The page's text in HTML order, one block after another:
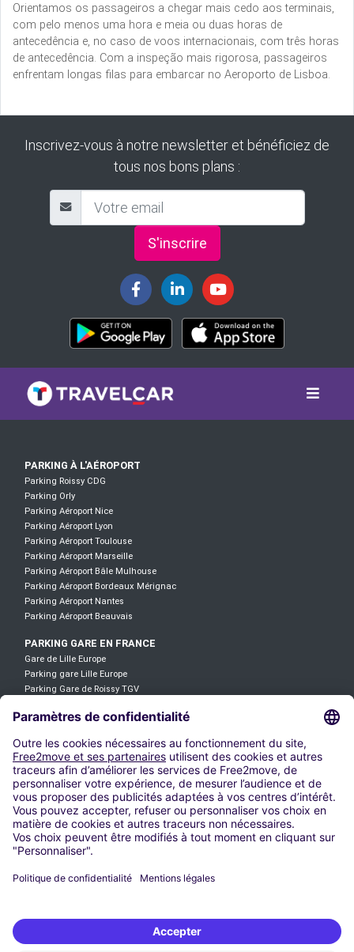
Orientamos os passageiros a chegar mais cedo aos terminais,
com pelo menos uma hora e meia ou duas horas de
antecedência e, no caso de voos internacionais, com três horas
de antecedência. Com a inspeção mais rigorosa, passageiros
enfrentam longas filas para embarcar no Aeroporto de Lisboa.
Inscrivez-vous à notre newsletter et bénéficiez de
tous nos bons plans :
S'inscrire
PARKING À L'AÉROPORT
Parking Roissy CDG
Parking Orly
Parking Aéroport Nice
Parking Aéroport Lyon
Parking Aéroport Toulouse
Parking Aéroport Marseille
Parking Aéroport Bâle Mulhouse
Parking Aéroport Bordeaux Mérignac
Parking Aéroport Nantes
Parking Aéroport Beauvais
PARKING GARE EN FRANCE
Gare de Lille Europe
Parking gare Lille Europe
Parking Gare de Roissy TGV
Gare TGV Avignon
Gare de Lyon-Part-Dieu
Parking Gare Lyon Saint Exupéry
Parking gare Saint-Charles
Gare de Mulhouse
LOCATION DE VOITURE
Location Voiture Aéroport Roissy CDG
Location Voiture Aéroport Orly
Location Voiture Aéroport Nantes
Location Voiture Aéroport Marseille
Location Voiture Aéroport Beauvais